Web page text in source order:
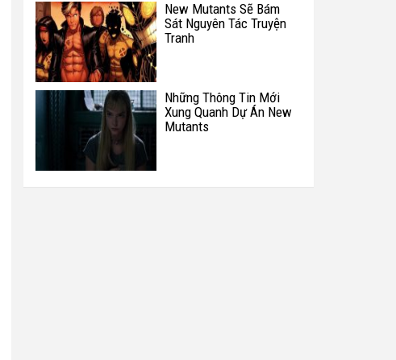
New Mutants Sẽ Bám
Sát Nguyên Tác Truyện
Tranh
Những Thông Tin Mới
Xung Quanh Dự Án New
Mutants